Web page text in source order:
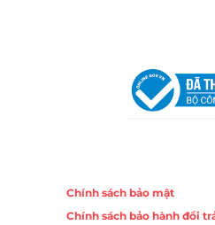
Chính sách bảo mật
Chính sách bảo hành đổi